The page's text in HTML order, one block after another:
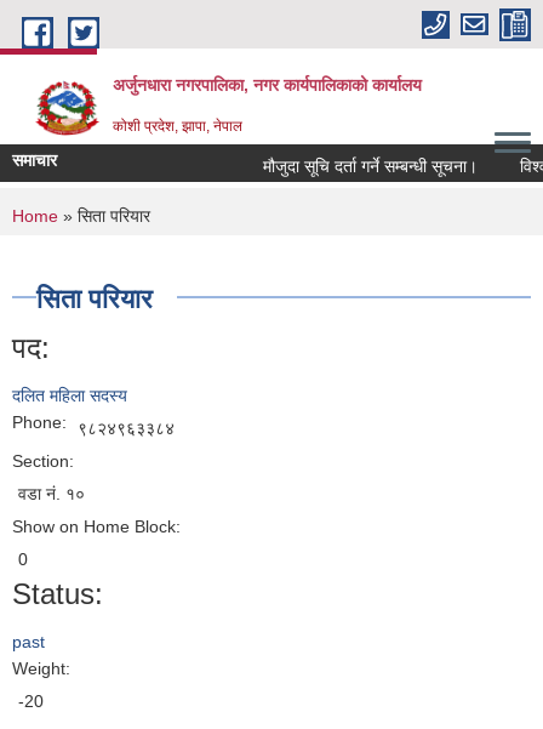
Skip to main content
अर्जुनधारा नगरपालिका, नगर कार्यपालिकाको कार्यालय
कोशी प्रदेश, झापा, नेपाल
समाचार मौजुदा सूचि दर्ता गर्ने सम्बन्धी सूचना।
You are here
Home » सिता परियार
सिता परियार
पद:
दलित महिला सदस्य
Phone:
९८२४९६३३८४
Section:
वडा नं. १०
Show on Home Block:
0
Status:
past
Weight:
-20